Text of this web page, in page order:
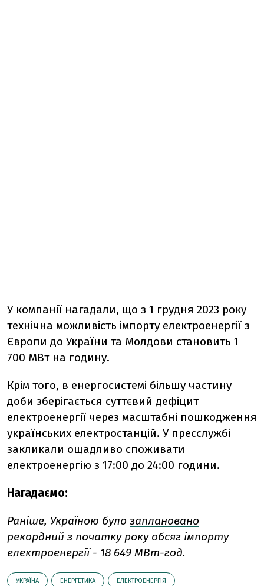
У компанії нагадали, що з 1 грудня 2023 року
технічна можливість імпорту електроенергії з
Європи до України та Молдови становить 1
700 МВт на годину.
Крім того, в енергосистемі більшу частину
доби зберігається суттєвий дефіцит
електроенергії через масштабні пошкодження
українських електростанцій. У пресслужбі
закликали ощадливо споживати
електроенергію з 17:00 до 24:00 години.
Нагадаємо:
Раніше, Україною було заплановано
рекордний з початку року обсяг імпорту
електроенергії - 18 649 МВт-год.
УКРАЇНА ЕНЕРГЕТИКА ЕЛЕКТРОЕНЕРГІЯ